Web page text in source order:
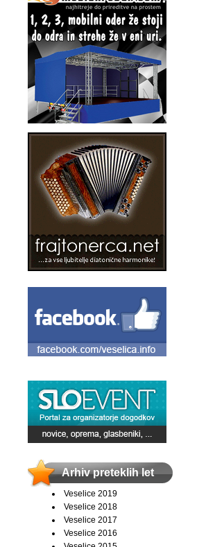
Arhiv preteklih let
Veselice 2019
Veselice 2018
Veselice 2017
Veselice 2016